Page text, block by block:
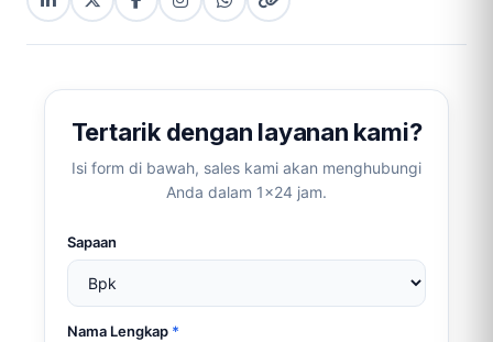
LinkedIn
X
(Twitter)
FacebookInstagram
(copy
WhatsApp
Copy
link
Tertarik dengan layanan kami?
Isi form di bawah, sales kami akan menghubungi
Anda dalam 1×24 jam.
Sapaan
Nama Lengkap *